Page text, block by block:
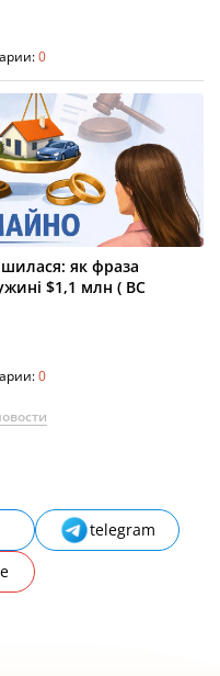
0
як фраза
$1,1 млн ( ВС
0
telegram